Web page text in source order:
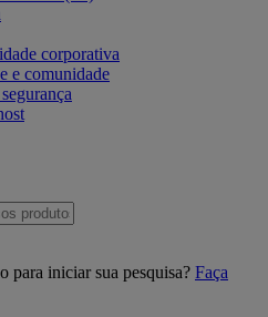
corporativa
e comunidade
para iniciar sua pesquisa? Faça